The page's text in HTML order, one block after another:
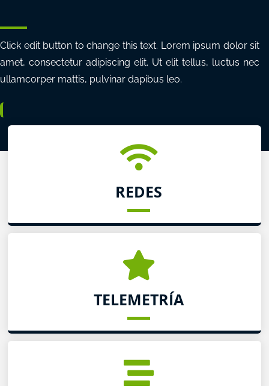
Click edit button to change this text. Lorem ipsum dolor sit
amet, consectetur adipiscing elit. Ut elit tellus, luctus nec
ullamcorper mattis, pulvinar dapibus leo.
REDES
TELEMETRÍA